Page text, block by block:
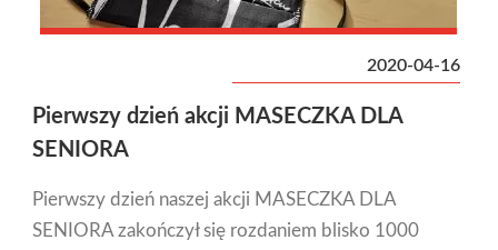
2020-04-16
Pierwszy dzień akcji MASECZKA DLA
SENIORA
Pierwszy dzień naszej akcji MASECZKA DLA
SENIORA zakończył się rozdaniem blisko 1000